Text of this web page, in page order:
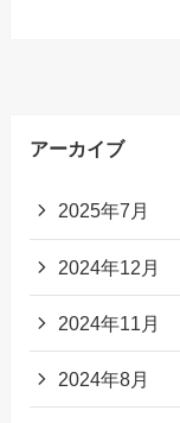
アーカイブ
2025年7月
2024年12月
2024年11月
2024年8月